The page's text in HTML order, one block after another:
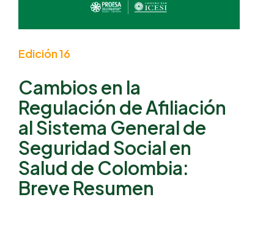
Edición 16
Cambios en la
Regulación de Afiliación
al Sistema General de
Seguridad Social en
Salud de Colombia:
Breve Resumen